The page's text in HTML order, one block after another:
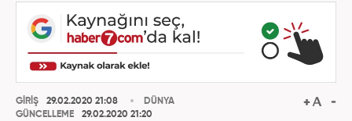
GİRİŞ
29.02.2020 21:08
GÜNCELLEME
29.02.2020 21:20
DÜNYA